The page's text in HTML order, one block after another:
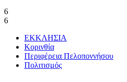
6
6
ΕΚΚΛΗΣΙΑ
Κορινθία
Περιφέρεια Πελοποννήσου
Πολιτισμός